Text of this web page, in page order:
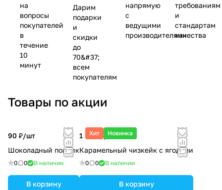
на
вопросы
покупателей
в
течение
10
минут
Дарим
подарки
и
скидки
до
70&#37;
всем
покупателям
напрямую
с
ведущими
производителями
требованиям
и
стандартам
качества
Товары по акции
90 ₽/шт
Шоколадный пончик
0 0 В наличии
В корзину
Хит Новинка
1 500 ₽/
кг
Карамельный чизкейк с ягодами
0 0 В наличии
В корзину